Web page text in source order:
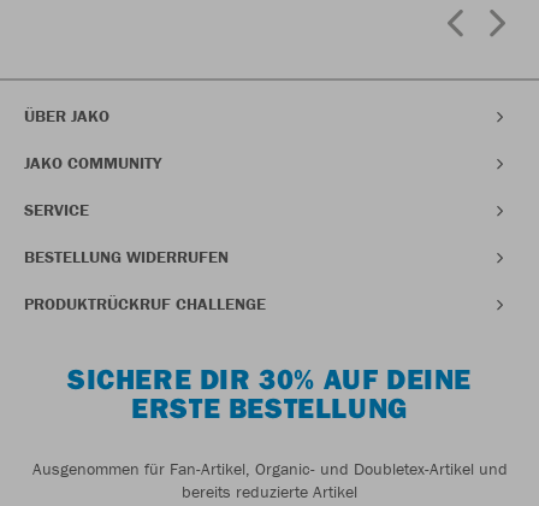
ÜBER JAKO
JAKO COMMUNITY
SERVICE
BESTELLUNG WIDERRUFEN
PRODUKTRÜCKRUF CHALLENGE
SICHERE DIR 30% AUF DEINE
ERSTE BESTELLUNG
Ausgenommen für Fan-Artikel, Organic- und Doubletex-Artikel und
bereits reduzierte Artikel